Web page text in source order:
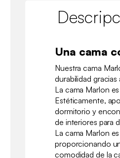
Una cama
Nuestra cama
durabilidad
La cama Marlon
Estéticamente,
dormitorio y
de interiores para
La cama Marlon
proporcionando
comodidad de la